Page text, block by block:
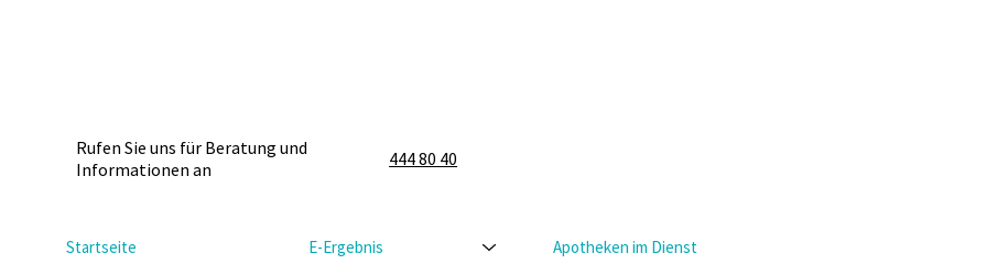
Rufen Sie uns für Beratung und
Informationen an
444 80 40
Startseite E-Ergebnis Apotheken im Dienst